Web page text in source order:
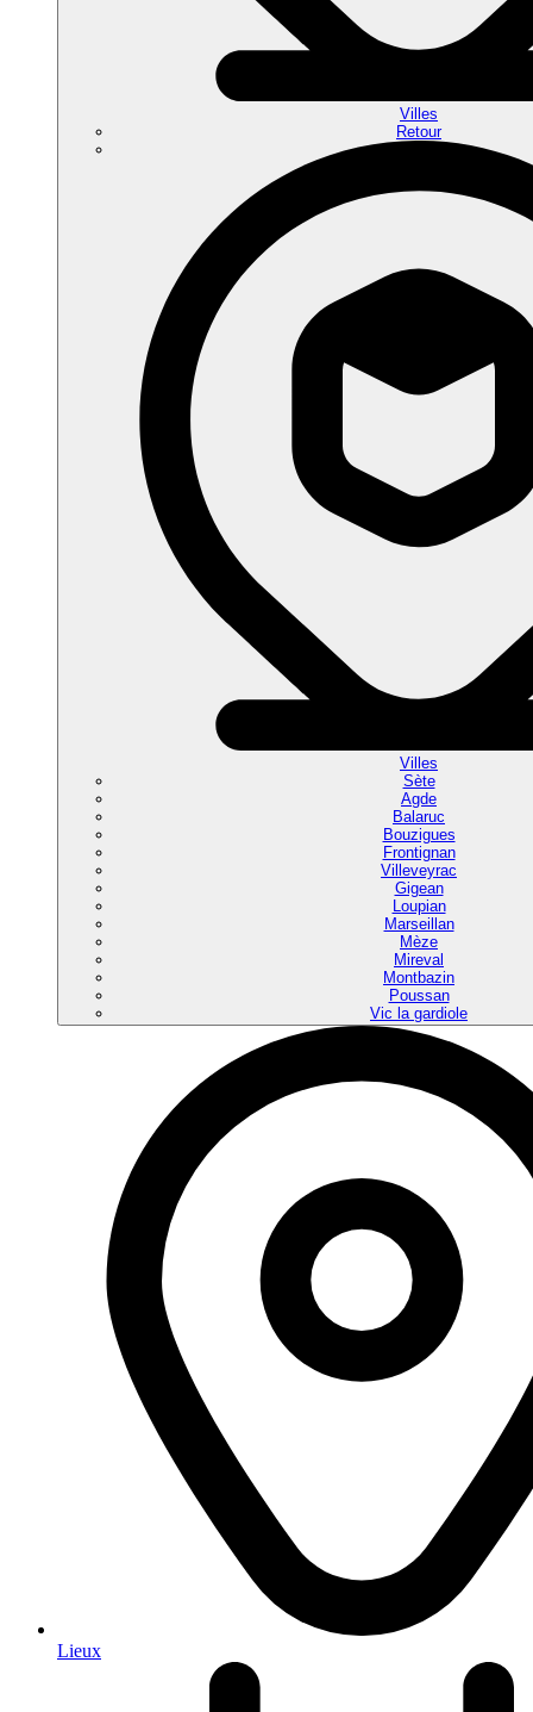
Villes
Retour
Villes
Sète
Agde
Balaruc
Bouzigues
Frontignan
Villeveyrac
Gigean
Loupian
Marseillan
Mèze
Mireval
Montbazin
Poussan
Vic la gardiole
Lieux